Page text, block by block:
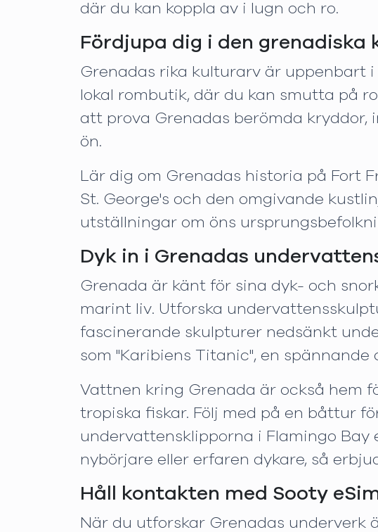
där du kan koppla av i lugn och ro.
Fördjupa dig i den grenadiska
Grenadas rika kulturarv är uppenbart
lokal rombutik, där du kan smutta på
att prova Grenadas berömda kryddor,
ön.
Lär dig om Grenadas historia på Fort
St. George's och den omgivande
utställningar om öns
Dyk in i Grenadas
Grenada är känt för sina dyk- och
marint liv. Utforska
fascinerande skulpturer nedsänkt
som "Karibiens Titanic", en spännande
Vattnen kring Grenada är också hem
tropiska fiskar. Följ med på en båttur
undervattensklipporna i Flamingo
nybörjare eller erfaren dykare, så
Håll kontakten med Sooty
När du utforskar Grenadas underverk